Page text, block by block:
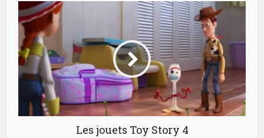
Les jouets Toy Story 4